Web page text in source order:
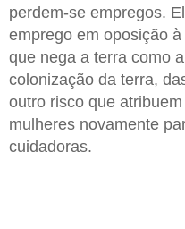
perdem-se empregos.
emprego em oposição
que nega a terra como
colonização da terra,
outro risco que
mulheres novamente
cuidadoras.